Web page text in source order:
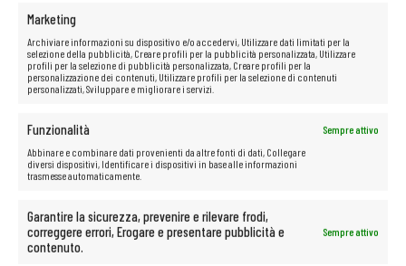
Marketing
Archiviare informazioni su dispositivo e/o accedervi, Utilizzare dati limitati per la
selezione della pubblicità, Creare profili per la pubblicità personalizzata, Utilizzare
profili per la selezione di pubblicità personalizzata, Creare profili per la
personalizzazione dei contenuti, Utilizzare profili per la selezione di contenuti
personalizzati, Sviluppare e migliorare i servizi.
Funzionalità
Sempre attivo
Abbinare e combinare dati provenienti da altre fonti di dati, Collegare
diversi dispositivi, Identificare i dispositivi in base alle informazioni
trasmesse automaticamente.
Garantire la sicurezza, prevenire e rilevare frodi,
correggere errori, Erogare e presentare pubblicità e
contenuto.
Sempre attivo